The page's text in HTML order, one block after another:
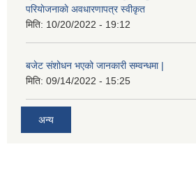
परियाेजनाकाे अवधारणापत्र स्वीकृत
मिति: 10/20/2022 - 19:12
बजेट संशोधन भएको जानकारी सम्वन्धमा |
मिति: 09/14/2022 - 15:25
अन्य